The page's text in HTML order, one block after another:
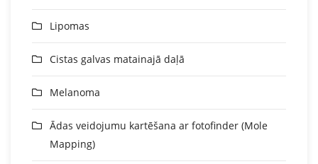
Lipomas
Cistas galvas matainajā daļā
Melanoma
Ādas veidojumu kartēšana ar fotofinder (Mole
Mapping)